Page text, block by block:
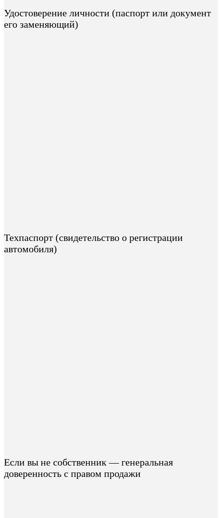
Удостоверение личности (паспорт или документ
его заменяющий)
Техпаспорт (свидетельство о регистрации
автомобиля)
Если вы не собственник — генеральная
доверенность с правом продажи